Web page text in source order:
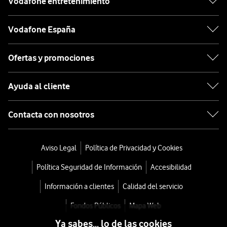
Vodafone España
Ofertas y promociones
Ayuda al cliente
Contacta con nosotros
Aviso Legal Política de Privacidad y Cookies
Política Seguridad de Información Accesibilidad
Información a clientes Calidad del servicio
Fondos Públicos Mapa Web
Ya sabes... lo de las cookies